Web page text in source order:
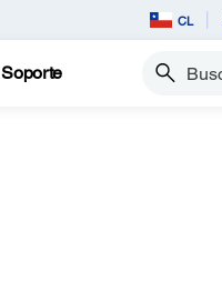
CL
Soporte Buscar